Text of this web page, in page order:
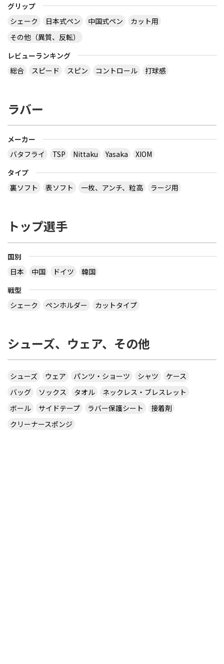
グリップ
シェーク
日本式ペン 中国式ペン
カット用
その他（異質、反転）
レビューランキング
総合
スピード スピン コントロール 打球感
ラバー
メーカー
バタフライ
TSP Nittaku Yasaka
XIOM
タイプ
裏ソフト
表ソフト 一枚、アンチ、粒高 ラージ用
トップ選手
国別
日本
中国 ドイツ
韓国
戦型
シェーク
ペンホルダー カットタイプ
シューズ、ウェア、その他
シューズ ウェア パンツ・ショーツ シャツ
ケース
バッグ
ソックス タオル
ネックレス・ブレスレット
ボール
サイドテープ ラバー保護シート
接着剤
クリーナースポンジ